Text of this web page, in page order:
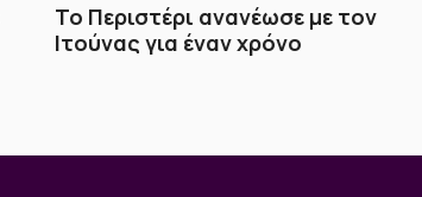
Το Περιστέρι ανανέωσε με τον
Ιτούνας για έναν χρόνο